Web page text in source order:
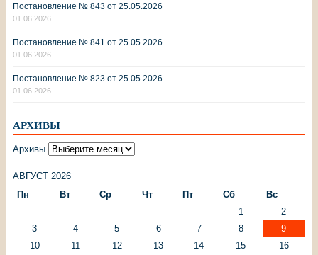
Постановление № 843 от 25.05.2026
01.06.2026
Постановление № 841 от 25.05.2026
01.06.2026
Постановление № 823 от 25.05.2026
01.06.2026
АРХИВЫ
Архивы
АВГУСТ 2026
Пн
Вт Ср Чт Пт Сб
Вс
1
2
3
4 5 6 7 8
9
10
11 12 13 14 15
16